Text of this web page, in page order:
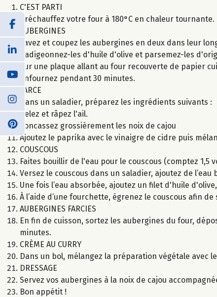
C'EST PARTI
Préchauffez votre four à 180°C en chaleur tournante.
AUBERGINES
Lavez et coupez les aubergines en deux dans leur
Badigeonnez-les d'huile d'olive et parsemez-les
Sur une plaque allant au four recouverte de papier
enfournez pendant 30 minutes.
FARCE
Dans un saladier, préparez les ingrédients suivants :
Pelez et râpez l'ail.
Concassez grossièrement les noix de cajou
Ajoutez le paprika avec le vinaigre de cidre puis
COUSCOUS
Faites bouillir de l'eau pour le couscous (comptez 1,5
Versez le couscous dans un saladier, ajoutez de
Une fois l’eau absorbée, ajoutez un filet d'huile
À l’aide d’une fourchette, égrenez le couscous afin
AUBERGINES FARCIES
En fin de cuisson, sortez les aubergines du four,
minutes.
CRÈME AU CURRY
Dans un bol, mélangez la préparation végétale avec
DRESSAGE
Servez vos aubergines à la noix de cajou
Bon appétit !